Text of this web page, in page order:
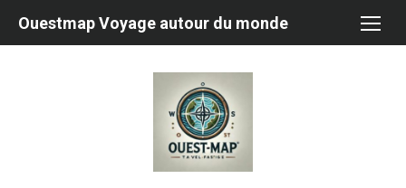
Ouestmap Voyage autour du monde